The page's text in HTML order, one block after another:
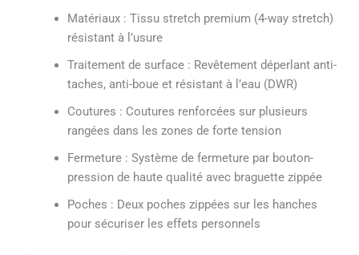
Matériaux : Tissu stretch premium (4-way stretch)
résistant à l’usure
Traitement de surface : Revêtement déperlant anti-
taches, anti-boue et résistant à l’eau (DWR)
Coutures : Coutures renforcées sur plusieurs
rangées dans les zones de forte tension
Fermeture : Système de fermeture par bouton-
pression de haute qualité avec braguette zippée
Poches : Deux poches zippées sur les hanches
pour sécuriser les effets personnels